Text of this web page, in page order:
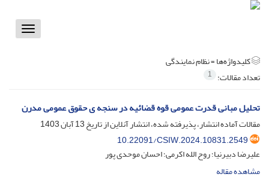
Toggle
کلیدواژه‌ها =نظام نمایندگی
تعداد مقالات: 1
تحلیل مبانی قدرت عمومی قوه قضائیه در سنجه ی حقوق عمومی مدرن
مقالات آماده انتشار، پذیرفته شده، انتشار آنلاین از تاریخ13 آبان 1403
10.22091/CSIW.2024.10831.2549
علیرضا دبیرنیا؛ روح الله اکرمی؛ احسان موحدی پور
مشاهده مقاله